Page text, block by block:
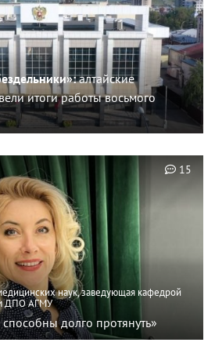
алтайские
итоги работы восьмого
наук, заведующая кафедрой
ДПО АГМУ
долго протянуть»
15